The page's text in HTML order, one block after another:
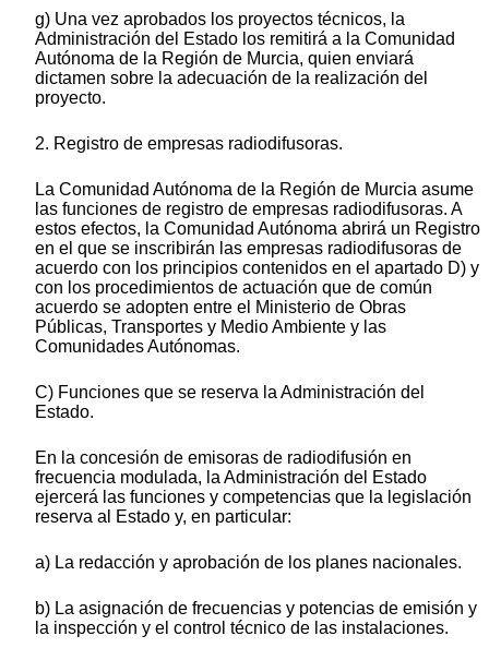
g) Una vez aprobados los proyectos técnicos, la
Administración del Estado los remitirá a la Comunidad
Autónoma de la Región de Murcia, quien enviará
dictamen sobre la adecuación de la realización del
proyecto.
2. Registro de empresas radiodifusoras.
La Comunidad Autónoma de la Región de Murcia asume
las funciones de registro de empresas radiodifusoras. A
estos efectos, la Comunidad Autónoma abrirá un Registro
en el que se inscribirán las empresas radiodifusoras de
acuerdo con los principios contenidos en el apartado D) y
con los procedimientos de actuación que de común
acuerdo se adopten entre el Ministerio de Obras
Públicas, Transportes y Medio Ambiente y las
Comunidades Autónomas.
C) Funciones que se reserva la Administración del
Estado.
En la concesión de emisoras de radiodifusión en
frecuencia modulada, la Administración del Estado
ejercerá las funciones y competencias que la legislación
reserva al Estado y, en particular:
a) La redacción y aprobación de los planes nacionales.
b) La asignación de frecuencias y potencias de emisión y
la inspección y el control técnico de las instalaciones.